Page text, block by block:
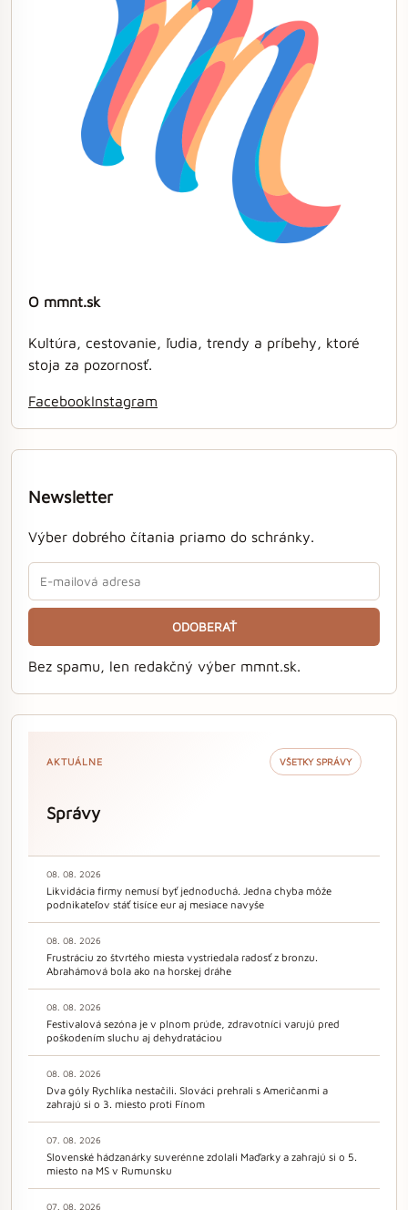
O mmnt.sk
Kultúra, cestovanie, ľudia, trendy a príbehy, ktoré
stoja za pozornosť.
FacebookInstagram
Newsletter
Výber dobrého čítania priamo do schránky.
ODOBERAŤ
Bez spamu, len redakčný výber mmnt.sk.
AKTUÁLNE VŠETKY SPRÁVY
Správy
08. 08. 2026
Likvidácia firmy nemusí byť jednoduchá. Jedna chyba môže
podnikateľov stáť tisíce eur aj mesiace navyše
08. 08. 2026
Frustráciu zo štvrtého miesta vystriedala radosť z bronzu.
Abrahámová bola ako na horskej dráhe
08. 08. 2026
Festivalová sezóna je v plnom prúde, zdravotníci varujú pred
poškodením sluchu aj dehydratáciou
08. 08. 2026
Dva góly Rychlíka nestačili. Slováci prehrali s Američanmi a
zahrajú si o 3. miesto proti Fínom
07. 08. 2026
Slovenské hádzanárky suverénne zdolali Maďarky a zahrajú si o 5.
miesto na MS v Rumunsku
07. 08. 2026